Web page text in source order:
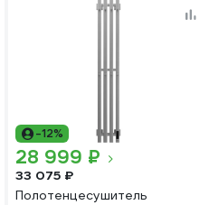
-12%
28 999 ₽
33 075 ₽
Полотенцесушитель